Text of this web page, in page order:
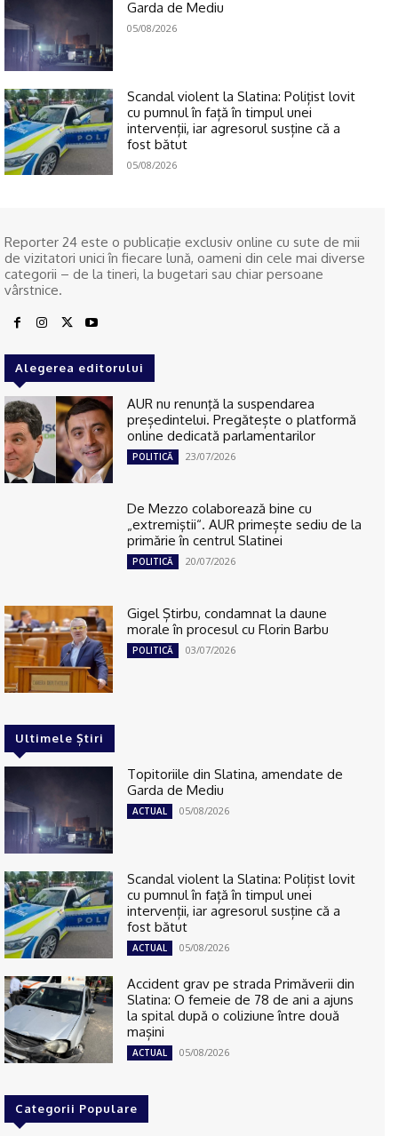
Garda de Mediu
05/08/2026
Scandal violent la Slatina: Polițist lovit
cu pumnul în față în timpul unei
intervenții, iar agresorul susține că a
fost bătut
05/08/2026
Reporter 24 este o publicaţie exclusiv online cu sute de mii
de vizitatori unici în fiecare lună, oameni din cele mai diverse
categorii – de la tineri, la bugetari sau chiar persoane
vârstnice.
Alegerea editorului
AUR nu renunţă la suspendarea
președintelui. Pregătește o platformă
online dedicată parlamentarilor
POLITICĂ 23/07/2026
De Mezzo colaborează bine cu
„extremiştii“. AUR primește sediu de la
primărie în centrul Slatinei
POLITICĂ 20/07/2026
Gigel Știrbu, condamnat la daune
morale în procesul cu Florin Barbu
POLITICĂ 03/07/2026
Ultimele Știri
Topitoriile din Slatina, amendate de
Garda de Mediu
ACTUAL 05/08/2026
Scandal violent la Slatina: Polițist lovit
cu pumnul în față în timpul unei
intervenții, iar agresorul susține că a
fost bătut
ACTUAL 05/08/2026
Accident grav pe strada Primăverii din
Slatina: O femeie de 78 de ani a ajuns
la spital după o coliziune între două
mașini
ACTUAL 05/08/2026
Categorii Populare